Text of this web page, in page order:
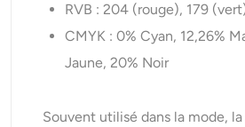
RVB : 204 (rouge), 179
CMYK : 0% Cyan, 12,26%
Jaune, 20% Noir
Souvent utilisé dans la mode,